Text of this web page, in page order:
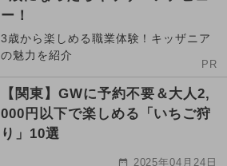
ー！
3歳から楽しめる職業体験！キッザニア
の魅力を紹介
PR
【関東】GWに予約不要＆大人2,
000円以下で楽しめる「いちご狩
り」10選
2025年04月24日